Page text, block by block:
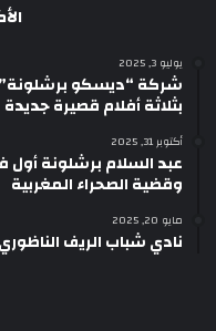
يوليو 3, 2025
شركة “ديسكو برشلونة”
بثلاثة أفلام قصيرة جديدة
أكتوبر 31, 2025
عبد السلام برشلونة أول
وقضية الصحراء المغربية
مايو 20, 2025
نادي شباب الريف